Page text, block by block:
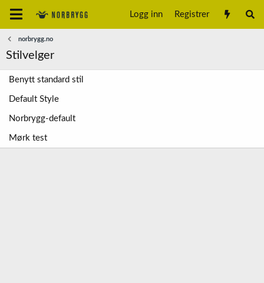
Logg inn Registrer
norbrygg.no
Stilvelger
Benytt standard stil
Default Style
Norbrygg-default
Mørk test